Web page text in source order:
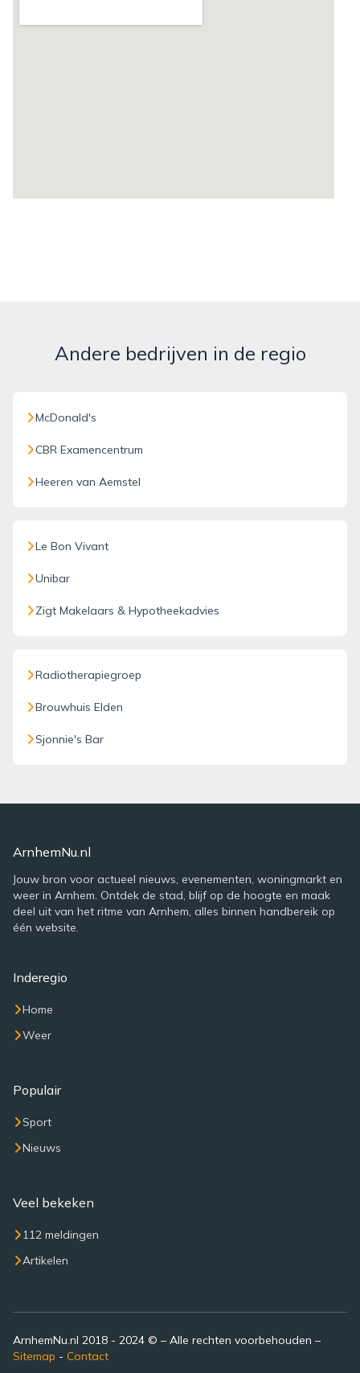
Andere bedrijven in de regio
McDonald's
CBR Examencentrum
Heeren van Aemstel
Le Bon Vivant
Unibar
Zigt Makelaars & Hypotheekadvies
Radiotherapiegroep
Brouwhuis Elden
Sjonnie's Bar
ArnhemNu.nl
Jouw bron voor actueel nieuws, evenementen, woningmarkt en
weer in Arnhem. Ontdek de stad, blijf op de hoogte en maak
deel uit van het ritme van Arnhem, alles binnen handbereik op
één website.
Inderegio
Home
Weer
Populair
Sport
Nieuws
Veel bekeken
112 meldingen
Artikelen
ArnhemNu.nl 2018 - 2024 © – Alle rechten voorbehouden –
Sitemap - Contact